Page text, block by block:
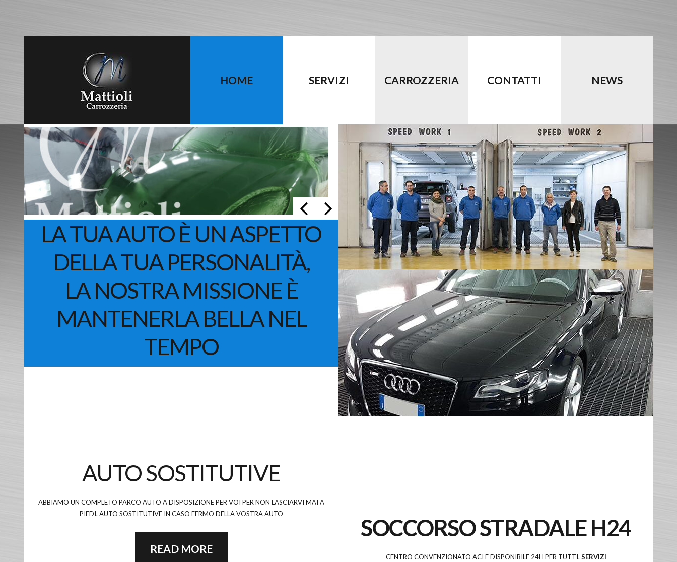
HOME SERVIZI CARROZZERIA CONTATTI NEWS
Previous
LA TUA AUTO È UN ASPETTO
DELLA TUA PERSONALITÀ,
LA NOSTRA MISSIONE È
MANTENERLA BELLA NEL
TEMPO
AUTO SOSTITUTIVE
ABBIAMO UN COMPLETO PARCO AUTO A DISPOSIZIONE PER VOI PER NON LASCIARVI MAI A
PIEDI. AUTO SOSTITUTIVE IN CASO FERMO DELLA VOSTRA AUTO
READ MORE
COME LAVORIAMO
SOCCORSO STRADALE H24
CENTRO CONVENZIONATO ACI E DISPONIBILE 24H PER TUTTI. SERVIZI